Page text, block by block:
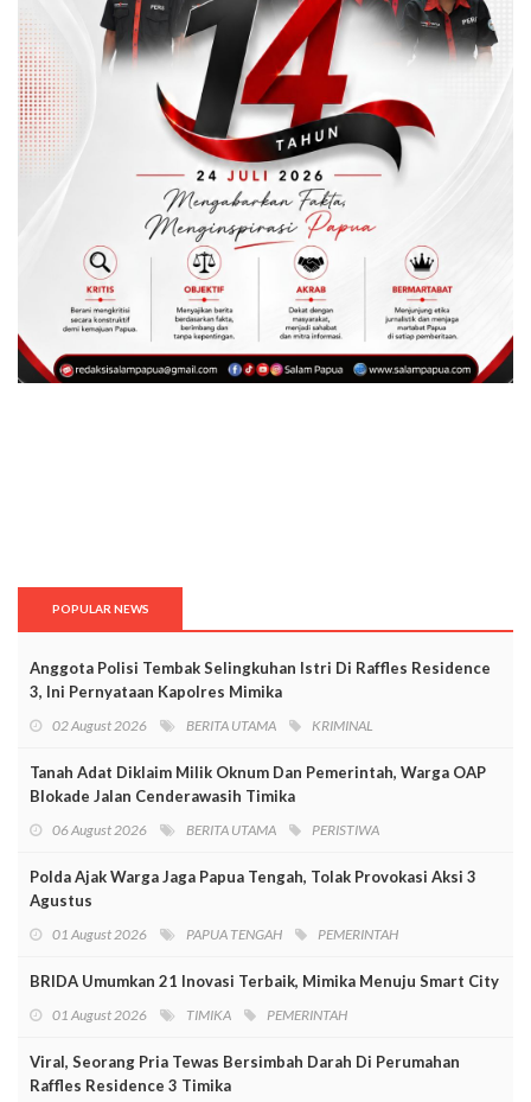
POPULAR NEWS
Anggota Polisi Tembak Selingkuhan Istri Di Raffles Residence
3, Ini Pernyataan Kapolres Mimika
02 August 2026 BERITA UTAMA KRIMINAL
Tanah Adat Diklaim Milik Oknum Dan Pemerintah, Warga OAP
Blokade Jalan Cenderawasih Timika
06 August 2026 BERITA UTAMA PERISTIWA
Polda Ajak Warga Jaga Papua Tengah, Tolak Provokasi Aksi 3
Agustus
01 August 2026 PAPUA TENGAH PEMERINTAH
BRIDA Umumkan 21 Inovasi Terbaik, Mimika Menuju Smart City
01 August 2026 TIMIKA PEMERINTAH
Viral, Seorang Pria Tewas Bersimbah Darah Di Perumahan
Raffles Residence 3 Timika